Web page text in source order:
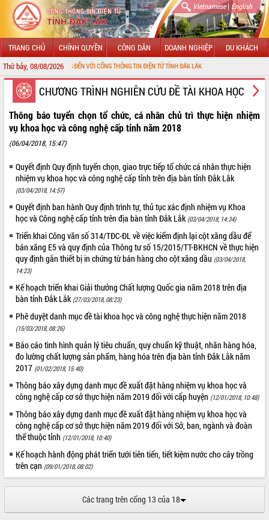
Vietnamese| English
TRANG CHỦ CHÍNH QUYỀN CÔNG DÂN DOANH NGHIỆP DU KHÁCH
Thứ bảy, 08/08/2026
CHÀO MỪNG ĐẾN VỚI CỔNG THÔNG TIN ĐIỆN TỬ TỈNH ĐẮK LẮK
GIỚI THIỆU
LÃNH ĐẠO UBND TỈNH
SỞ, BAN, NGÀNH
UBND CÁC XÃ, PHƯỜNG
THÔNG TIN CHỈ ĐẠO ĐIỀU HÀNH
HỆ THỐNG VĂN BẢN
VĂN BẢN HĐND TỈNH
ĐIỂM TIN VĂN BẢN
CHƯƠNG TRÌNH NGHIÊN CỨU ĐỀ TÀI KHOA HỌC
Thông báo tuyển chọn tổ chức, cá nhân chủ trì thực hiện nhiệm
vụ khoa học và công nghệ cấp tỉnh năm 2018
(06/04/2018, 15:47)
Quyết định Quy định tuyển chọn, giao trực tiếp tổ chức cá nhân thực hiện
nhiệm vụ khoa học và công nghệ cấp tỉnh trên địa bàn tỉnh Đắk Lắk
(03/04/2018, 14:57)
Quyết định ban hành Quy định trình tự, thủ tục xác định nhiệm vụ Khoa
học và Công nghệ cấp tỉnh trên địa bàn tỉnh Đắk Lắk (03/04/2018, 14:34)
Triển khai Công văn số 314/TĐC-ĐL về việc kiểm định lại cột xăng dầu để
bán xăng E5 và quy định của Thông tư số 15/2015/TT-BKHCN về thực hiện
quy định gắn thiết bị in chứng từ bán hàng cho cột xăng dầu (03/04/2018,
14:23)
Kế hoạch triển khai Giải thưởng Chất lượng Quốc gia năm 2018 trên địa
bàn tỉnh Đắk Lắk (27/03/2018, 08:23)
Phê duyệt danh mục đề tài khoa học và công nghệ thực hiện năm 2018
(15/03/2018, 08:26)
Báo cáo tình hình quản lý tiêu chuẩn, quy chuẩn kỹ thuật, nhãn hàng hóa,
đo lường chất lượng sản phẩm, hàng hóa trên địa bàn tỉnh Đắk Lắk năm
2017 (01/02/2018, 15:40)
Thông báo xây dựng danh mục đề xuất đặt hàng nhiệm vụ khoa học và
công nghệ cấp cơ sở thực hiện năm 2019 đối với cấp huyện (12/01/2018, 10:48)
Thông báo xây dựng danh mục đề xuất đặt hàng nhiệm vụ khoa học và
công nghệ cấp cơ sở thực hiện năm 2019 đối với Sở, ban, ngành và đoàn
thể thuộc tỉnh (12/01/2018, 10:40)
Kế hoạch hành động phát triển tưới tiên tiến, tiết kiệm nước cho cây trồng
trên cạn (09/01/2018, 08:02)
Các trang trên cổng 13 của 18